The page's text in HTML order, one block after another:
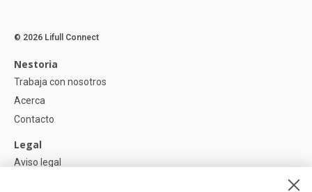
© 2026 Lifull Connect
Nestoria
Trabaja con nosotros
Acerca
Contacto
Legal
Aviso legal